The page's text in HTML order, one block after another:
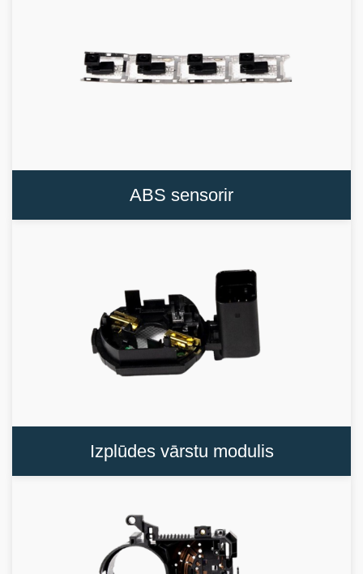
ABS sensorir
Izplūdes vārstu modulis